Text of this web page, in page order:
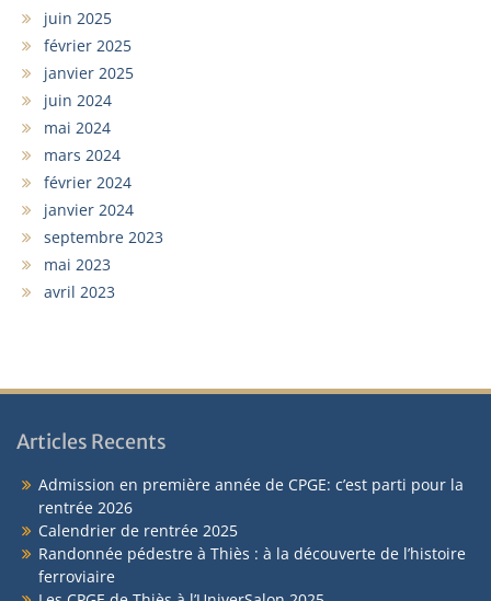
juin 2025
février 2025
janvier 2025
juin 2024
mai 2024
mars 2024
février 2024
janvier 2024
septembre 2023
mai 2023
avril 2023
Articles Recents
Admission en première année de CPGE: c’est parti pour la
rentrée 2026
Calendrier de rentrée 2025
Randonnée pédestre à Thiès : à la découverte de l’histoire
ferroviaire